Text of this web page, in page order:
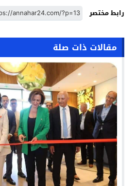
رابط مختصر
مقالات ذات صلة